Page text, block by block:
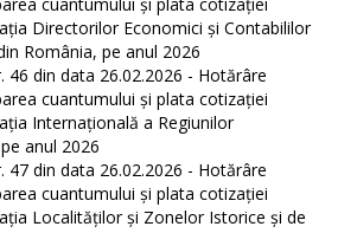
Directorilor Economici și Contabililor
România, pe anul 2026
46 din data 26.02.2026 - Hotărâre
cuantumului și plata cotizației
Internațională a Regiunilor
anul 2026
47 din data 26.02.2026 - Hotărâre
cuantumului și plata cotizației
Localităților și Zonelor Istorice și de